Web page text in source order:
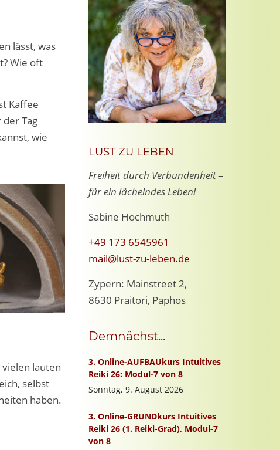
lässt, was
Wie oft
Kaffee
Tag
wie
vielen lauten
selbst
haben.
LUST ZU LEBEN
Freiheit durch Verbundenheit –
für ein lächelndes Leben!
Sabine Hochmuth
+49 173 6545961
mail@lust-zu-leben.de
Zypern: Mainstreet 2,
8630 Praitori, Paphos
Demnächst...